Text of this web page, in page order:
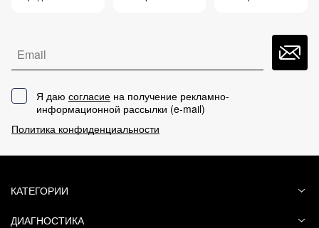
Это поможет другим покупателям определиться
Email
Я даю согласие на получение рекламно-
информационной рассылки (e-mail)
Политика конфиденциальности
КАТЕГОРИИ
ДИАГНОСТИКА